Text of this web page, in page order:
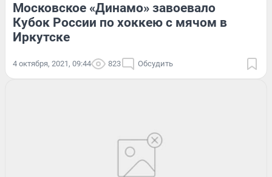
Московское «Динамо» завоевало
Кубок России по хоккею с мячом в
Иркутске
4 октября, 2021, 09:44 823 Обсудить